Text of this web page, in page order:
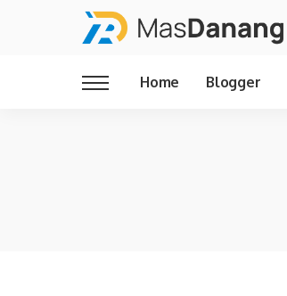
Home Blogger